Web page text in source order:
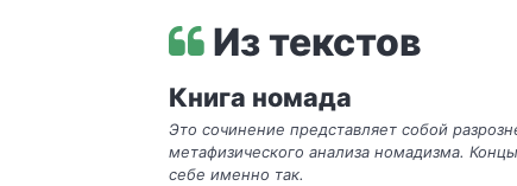
Из текстов
Книга номада
Это сочинение представляет собой
метафизического анализа номадизма.
себе именно так.